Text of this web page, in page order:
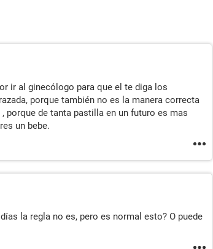
ir al ginecólogo para que el te diga los
porque también no es la manera correcta
de tanta pastilla en un futuro es mas
un bebe.
la regla no es, pero es normal esto? O puede